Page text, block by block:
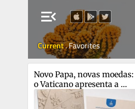
menu_open
Current.Favorites
Novo Papa, novas moedas:
o Vaticano apresenta a
primeira série oficial com
Leão XIV